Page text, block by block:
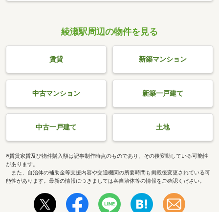
綾瀬駅周辺の物件を見る
賃貸 新築マンション
中古マンション 新築一戸建て
中古一戸建て 土地
※賃貸家賃及び物件購入額は記事制作時点のものであり、その後変動している可能性
があります。
また、自治体の補助金等支援内容や交通機関の所要時間も掲載後変更されている可
能性があります。最新の情報につきましては各自治体等の情報をご確認ください。